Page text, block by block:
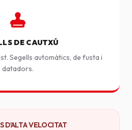
DE CAUTXÚ
Segells automàtics, de fusta i
datadors.
D'ALTA VELOCITAT